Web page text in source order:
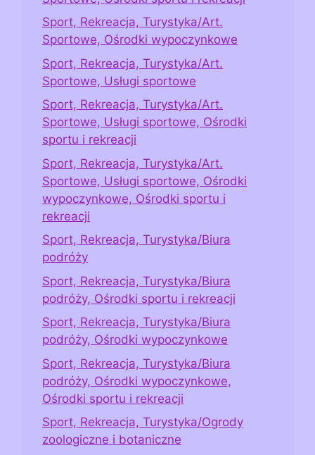
Sport, Rekreacja, Turystyka/Art.
Sportowe, Ośrodki wypoczynkowe
Sport, Rekreacja, Turystyka/Art.
Sportowe, Usługi sportowe
Sport, Rekreacja, Turystyka/Art.
Sportowe, Usługi sportowe, Ośrodki
sportu i rekreacji
Sport, Rekreacja, Turystyka/Art.
Sportowe, Usługi sportowe, Ośrodki
wypoczynkowe, Ośrodki sportu i
rekreacji
Sport, Rekreacja, Turystyka/Biura
podróży
Sport, Rekreacja, Turystyka/Biura
podróży, Ośrodki sportu i rekreacji
Sport, Rekreacja, Turystyka/Biura
podróży, Ośrodki wypoczynkowe
Sport, Rekreacja, Turystyka/Biura
podróży, Ośrodki wypoczynkowe,
Ośrodki sportu i rekreacji
Sport, Rekreacja, Turystyka/Ogrody
zoologiczne i botaniczne